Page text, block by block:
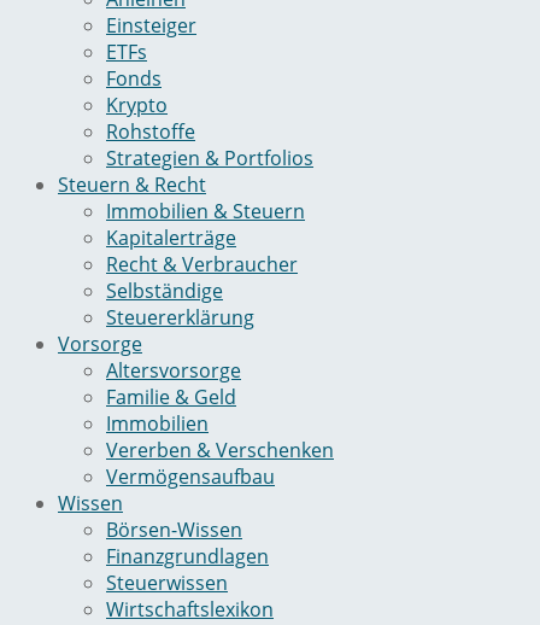
Einsteiger
ETFs
Fonds
Krypto
Rohstoffe
Strategien & Portfolios
Steuern & Recht
Immobilien & Steuern
Kapitalerträge
Recht & Verbraucher
Selbständige
Steuererklärung
Vorsorge
Altersvorsorge
Familie & Geld
Immobilien
Vererben & Verschenken
Vermögensaufbau
Wissen
Börsen-Wissen
Finanzgrundlagen
Steuerwissen
Wirtschaftslexikon